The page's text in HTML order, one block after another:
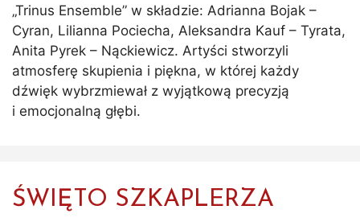
„Trinus Ensemble” w składzie: Adrianna Bojak –
Cyran, Lilianna Pociecha, Aleksandra Kauf – Tyrata,
Anita Pyrek – Nąckiewicz. Artyści stworzyli
atmosferę skupienia i piękna, w której każdy
dźwięk wybrzmiewał z wyjątkową precyzją
i emocjonalną głębi.
ŚWIĘTO SZKAPLERZA